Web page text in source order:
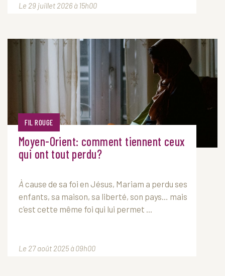
Le 29 juillet 2026 à 15h00
FIL ROUGE
Moyen-Orient: comment tiennent ceux
qui ont tout perdu?
À cause de sa foi en Jésus, Mariam a perdu ses
enfants, sa maison, sa liberté, son pays… mais
c’est cette même foi qui lui permet ...
Le 27 août 2025 à 09h00